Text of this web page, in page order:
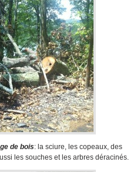
de bois: la sciure, les copeaux, des
les souches et les arbres déracinés.